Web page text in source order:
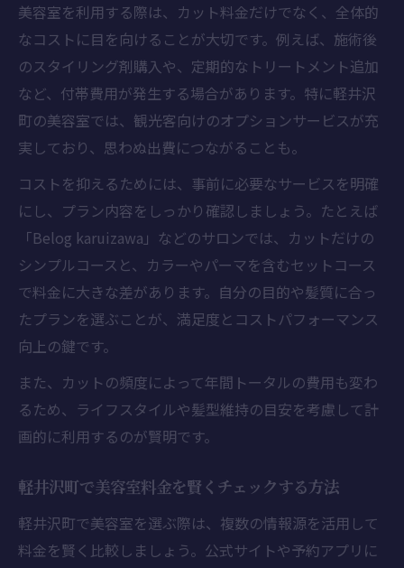
美容室を利用する際は、カット料金だけでなく、全体的
なコストに目を向けることが大切です。例えば、施術後
のスタイリング剤購入や、定期的なトリートメント追加
など、付帯費用が発生する場合があります。特に軽井沢
町の美容室では、観光客向けのオプションサービスが充
実しており、思わぬ出費につながることも。
コストを抑えるためには、事前に必要なサービスを明確
にし、プラン内容をしっかり確認しましょう。たとえば
「Belog karuizawa」などのサロンでは、カットだけの
シンプルコースと、カラーやパーマを含むセットコース
で料金に大きな差があります。自分の目的や髪質に合っ
たプランを選ぶことが、満足度とコストパフォーマンス
向上の鍵です。
また、カットの頻度によって年間トータルの費用も変わ
るため、ライフスタイルや髪型維持の目安を考慮して計
画的に利用するのが賢明です。
軽井沢町で美容室料金を賢くチェックする方法
軽井沢町で美容室を選ぶ際は、複数の情報源を活用して
料金を賢く比較しましょう。公式サイトや予約アプリに